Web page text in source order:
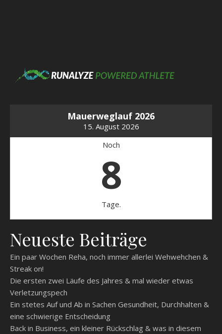
Mauerweglauf 2026
15. August 2026
Noch
8
Tage.
Neueste Beiträge
Ein paar Wochen Reha, noch immer allerlei Wehwehchen &
Streak on!
Die ersten zwei Läufe des Jahres & mal wieder etwas
Verletzungspech
Ein stetes Auf und Ab in Sachen Gesundheit, Durchhalten &
eine schwierige Entscheidung
Back in Business, ein kleiner Rückschlag & was in diesem